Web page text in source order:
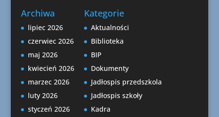
Archiwa
lipiec 2026
czerwiec 2026
maj 2026
kwiecień 2026
marzec 2026
luty 2026
styczeń 2026
Kategorie
Aktualności
Biblioteka
BIP
Dokumenty
Jadłospis przedszkola
Jadłospis szkoły
Kadra